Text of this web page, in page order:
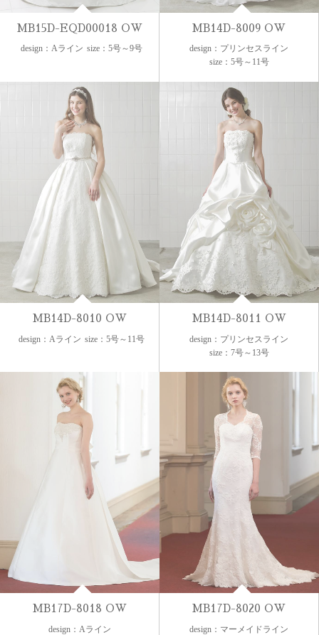
MB15D-EQD00018 OW
design：Aライン size：5号～9号
MB14D-8009 OW
design：プリンセスライン
size：5号～11号
MB14D-8010 OW
design：Aライン size：5号～11号
MB14D-8011 OW
design：プリンセスライン
size：7号～13号
MB17D-8018 OW
design：Aライン
MB17D-8020 OW
design：マーメイドライン